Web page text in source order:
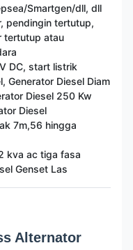
Smartgen/dll, dll
pendingin tertutup,
tertutup atau
DC, start listrik
Generator Diesel Diam
Diesel 250 Kw
Diesel
7m,56 hingga
kva ac tiga fasa
Genset Las
Alternator